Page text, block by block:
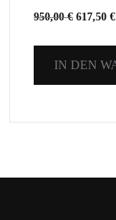
950,00€ 617,50 €
IN DEN